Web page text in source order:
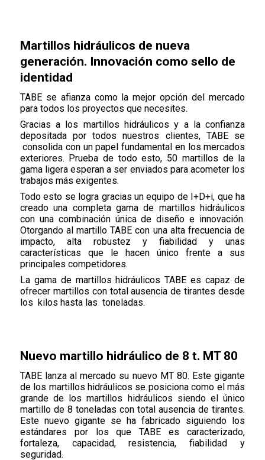
Martillos hidráulicos de nueva
generación. Innovación como sello de
identidad
TABE se afianza como la mejor opción del mercado
para todos los proyectos que necesites.
Gracias a los martillos hidráulicos y a la confianza
depositada por todos nuestros clientes, TABE se
consolida con un papel fundamental en los mercados
exteriores. Prueba de todo esto, 50 martillos de la
gama ligera esperan a ser enviados para acometer los
trabajos más exigentes.
Todo esto se logra gracias un equipo de I+D+i, que ha
creado una completa gama de martillos hidráulicos
con una combinación única de diseño e innovación.
Otorgando al martillo TABE con una alta frecuencia de
impacto, alta robustez y fiabilidad y unas
características que le hacen único frente a sus
principales competidores.
La gama de martillos hidráulicos TABE es capaz de
ofrecer martillos con total ausencia de tirantes desde
los kilos hasta las toneladas.
Nuevo martillo hidráulico de 8 t. MT 80
TABE lanza al mercado su nuevo MT 80. Este gigante
de los martillos hidráulicos se posiciona como el más
grande de los martillos hidráulicos siendo el único
martillo de 8 toneladas con total ausencia de tirantes.
Este nuevo gigante se ha fabricado siguiendo los
estándares por los que TABE es caracterizado,
fortaleza, capacidad, resistencia, fiabilidad y
seguridad.